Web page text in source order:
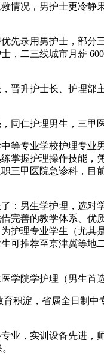
情况，男护士更冷静
先录用男护士，部分
，二三线城市月薪
晋升护士长、护理部
同仁护理男生，三甲
等专业学校护理专业
掌握护理操作技能，
三甲医院急诊科，目
：男生学护理，选对
完善的教学体系、优
护理专业学生（尤其
可推荐至京津冀等地
学院学护理（男生首选
育积淀，省属全日制中
业，实训设备先进，